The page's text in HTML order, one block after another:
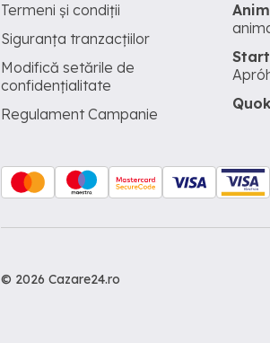
Termeni și condiții
Siguranța tranzacțiilor
Modifică setările de
confidențialitate
Regulament Campanie
© 2026 Cazare24.ro